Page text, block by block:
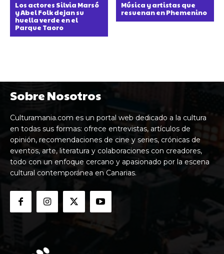
Los actores Silvia Marsó
y Abel Folk dejan su
huella verde en el
Parque Taoro
Música y artistas que
resuenan en Phemenino
Sobre Nosotros
Culturamania.com es un portal web dedicado a la cultura
en todas sus formas: ofrece entrevistas, artículos de
opinión, recomendaciones de cine y series, crónicas de
eventos, arte, literatura y colaboraciones con creadores,
todo con un enfoque cercano y apasionado por la escena
cultural contemporánea en Canarias.